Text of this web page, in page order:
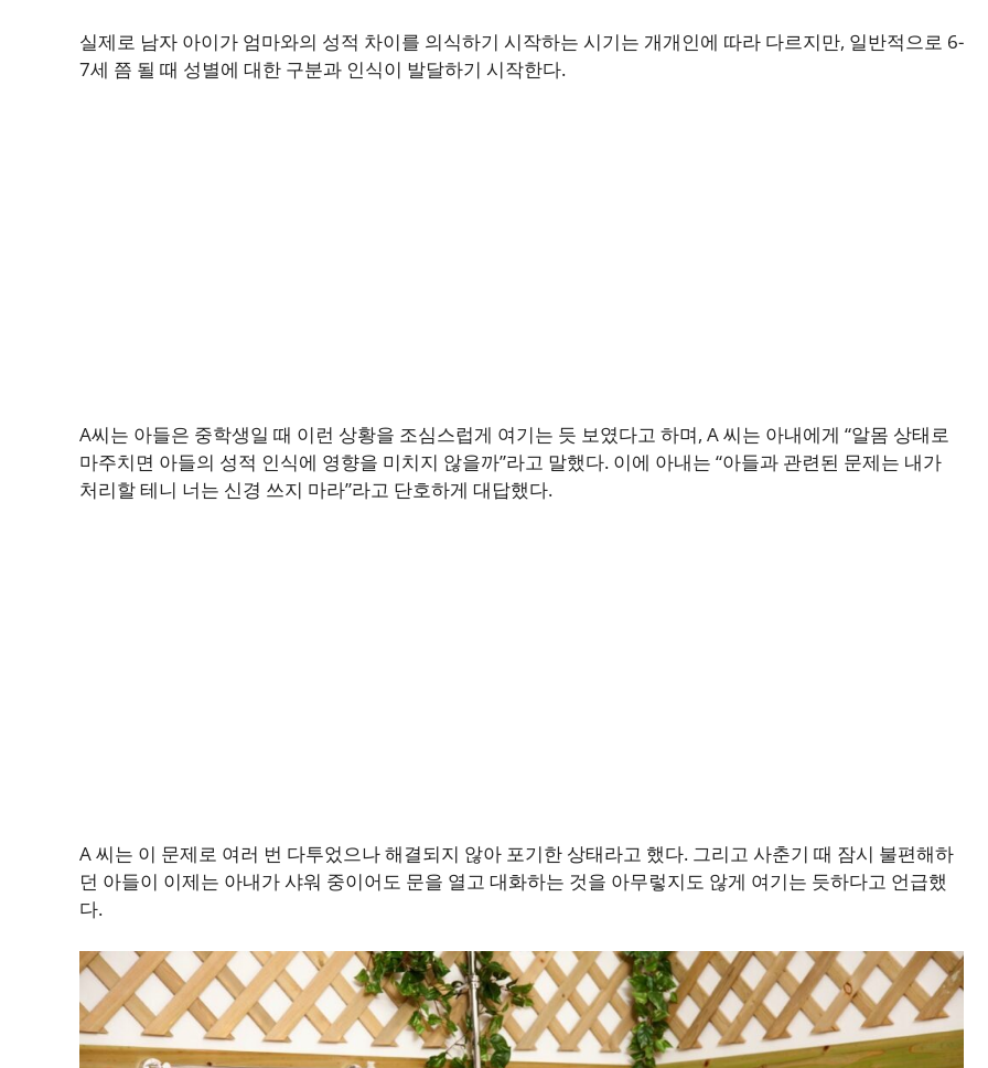
실제로 남자 아이가 엄마와의 성적 차이를 의식하기 시작하는 시기는 개개인에 따라 다르지만, 일반적으로 6-
7세 쯤 될 때 성별에 대한 구분과 인식이 발달하기 시작한다.
A씨는 아들은 중학생일 때 이런 상황을 조심스럽게 여기는 듯 보였다고 하며, A 씨는 아내에게 “알몸 상태로
마주치면 아들의 성적 인식에 영향을 미치지 않을까”라고 말했다. 이에 아내는 “아들과 관련된 문제는 내가
처리할 테니 너는 신경 쓰지 마라”라고 단호하게 대답했다.
A 씨는 이 문제로 여러 번 다투었으나 해결되지 않아 포기한 상태라고 했다. 그리고 사춘기 때 잠시 불편해하
던 아들이 이제는 아내가 샤워 중이어도 문을 열고 대화하는 것을 아무렇지도 않게 여기는 듯하다고 언급했
다.